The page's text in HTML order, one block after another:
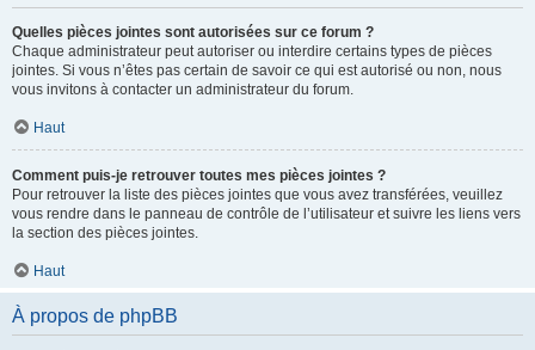
Quelles pièces jointes sont autorisées sur ce forum ?
Chaque administrateur peut autoriser ou interdire certains types de pièces
jointes. Si vous n’êtes pas certain de savoir ce qui est autorisé ou non, nous
vous invitons à contacter un administrateur du forum.
Haut
Comment puis-je retrouver toutes mes pièces jointes ?
Pour retrouver la liste des pièces jointes que vous avez transférées, veuillez
vous rendre dans le panneau de contrôle de l’utilisateur et suivre les liens vers
la section des pièces jointes.
Haut
À propos de phpBB